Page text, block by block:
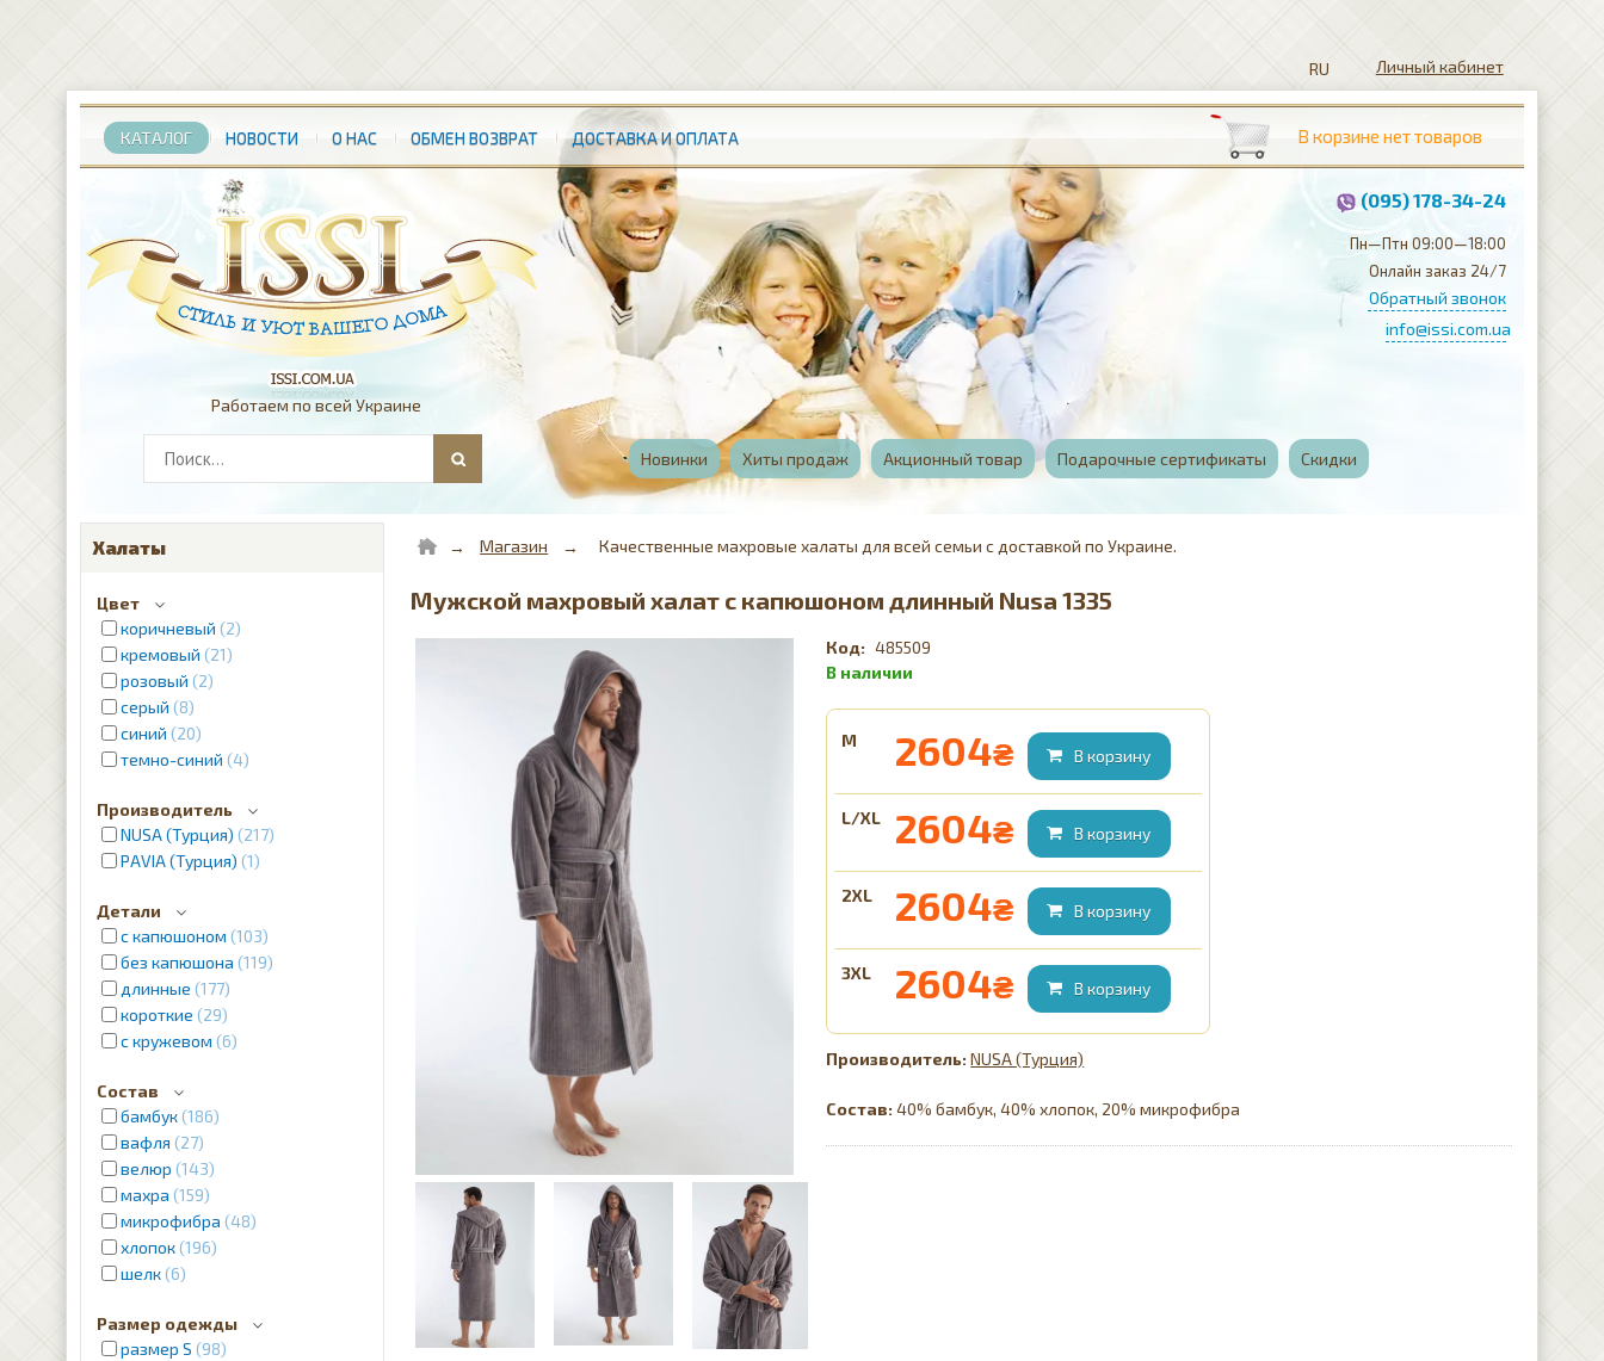
КАТАЛОГ НОВОСТИ О НАС ОБМЕН ВОЗВРАТ ДОСТАВКА И ОПЛАТА
Новинки Хиты продаж Акционный товар Подарочные сертификаты Скидки
Личный кабинет
Работаем по всей Украине
(095) 178-34-24
Пн—Птн 09:00—18:00
Онлайн заказ 24/7
Обратный звонок
info@issi.com.ua
Халаты
Цвет
коричневый 2
кремовый 21
розовый 2
серый 8
синий 20
темно-синий 4
Производитель
NUSA (Турция) 217
PAVIA (Турция) 1
Детали
с капюшоном 103
без капюшона 119
длинные 177
короткие 29
с кружевом 6
Состав
бамбук 186
вафля 27
велюр 143
махра 159
микрофибра 48
хлопок 196
шелк 6
Размер одежды
размер S 98
Магазин Качественные махровые халаты для всей семьи с доставкой по Украине.
Мужской махровый халат с капюшоном длинный Nusa 1335
485509
M 2604₴
L/XL 2604₴
2XL 2604₴
3XL 2604₴
NUSA (Турция)
Состав:40% бамбук, 40% хлопок, 20% микрофибра